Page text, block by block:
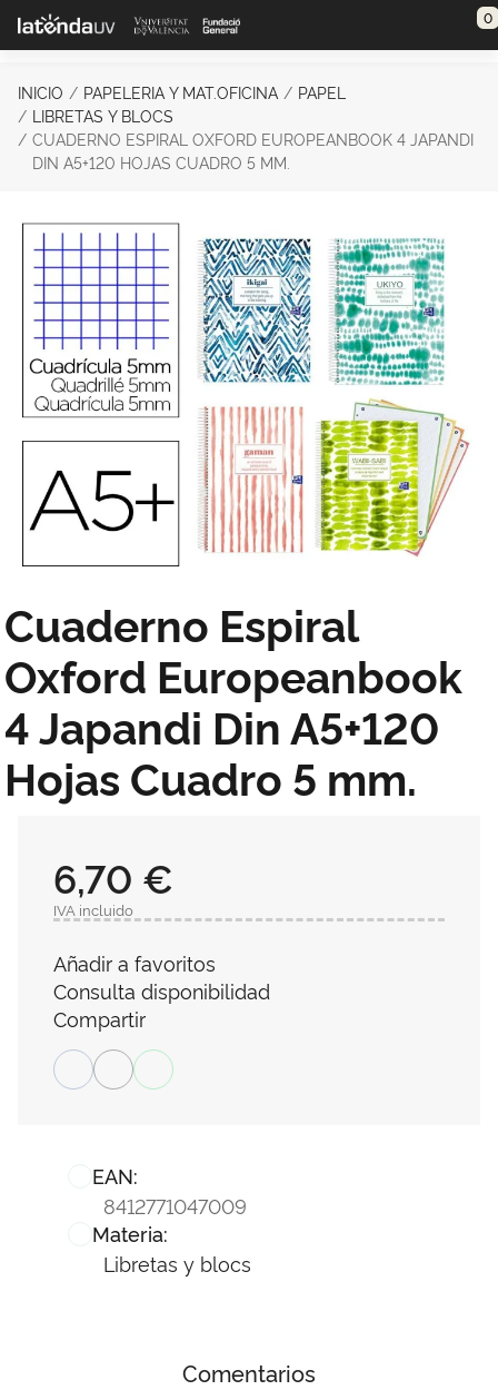
Saltar al contenido principal 0
INICIO PAPELERIA Y MAT.OFICINA
PAPEL
LIBRETAS Y BLOCS
CUADERNO ESPIRAL OXFORD EUROPEANBOOK 4 JAPANDI
DIN A5+120 HOJAS CUADRO 5 MM.
Cuaderno Espiral
Oxford Europeanbook
4 Japandi Din A5+120
Hojas Cuadro 5 mm.
EAN:
8412771047009
Materia:
Libretas y blocs
6,70 €
IVA incluido
Añadir a favoritos
Consulta disponibilidad
Compartir
Comentarios